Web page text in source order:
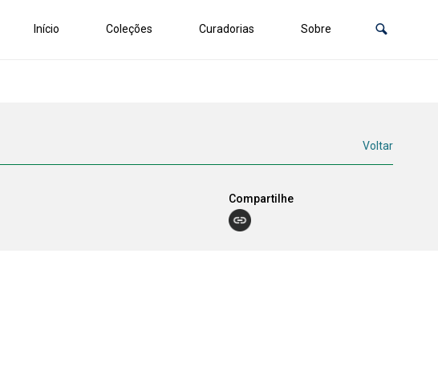
Início Coleções Curadorias Sobre
Voltar
Compartilhe